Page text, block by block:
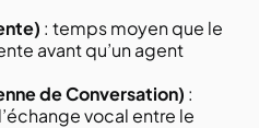
: temps moyen que le
avant qu’un agent
de Conversation) :
vocal entre le